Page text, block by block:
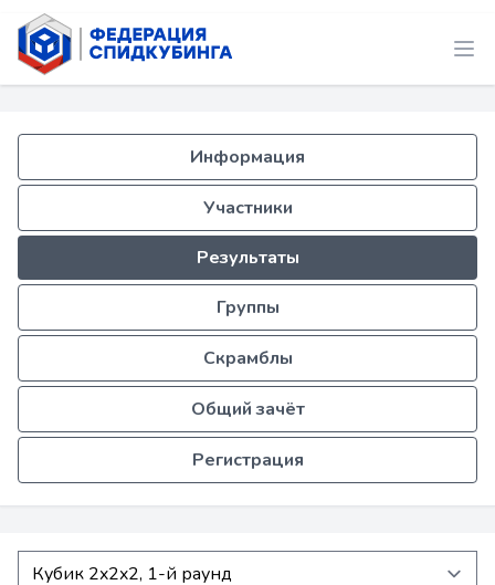
Информация
Участники
Результаты
Группы
Скрамблы
Общий зачёт
Регистрация